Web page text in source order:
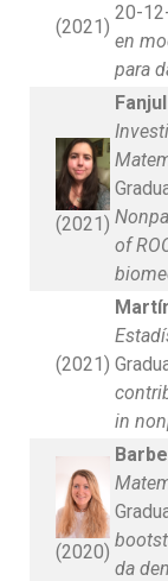
(2021)
20-
en
para
(2021)
of
(2021)
in
(2020)
da